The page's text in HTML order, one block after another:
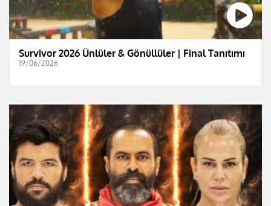
Survivor 2026 Ünlüler & Gönüllüler | Final Tanıtımı
19/06/2026